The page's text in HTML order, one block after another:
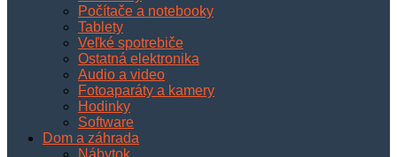
Počítače a notebooky
Tablety
Veľké spotrebiče
Ostatná elektronika
Audio a video
Fotoaparáty a kamery
Hodinky
Software
Dom a záhrada
Nábytok